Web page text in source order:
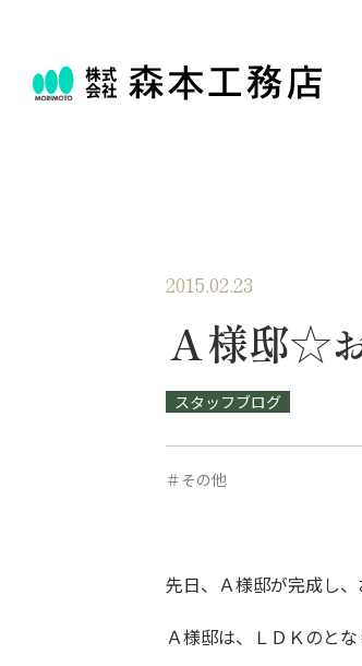
2015.02.23
Ａ様邸☆
スタッフブログ
＃その他
先日、Ａ様邸が完成し、
Ａ様邸は、ＬＤＫのと